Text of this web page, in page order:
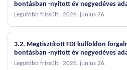
bontásban -nyitott év negyedéves
Legutóbb frissült: 2026. június 26.
3.2. Megtisztított FDI külföldön
bontásban -nyitott év negyedéves
Legutóbb frissült: 2026. június 26.